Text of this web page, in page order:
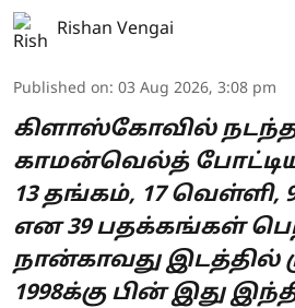
Rishan Vengai
Published on: 03 Aug 2026, 3:08 pm
கிளாஸ்கோவில் நடந்த
காமன்வெல்த்
13 தங்கம், 17
என 39 பதக்கங்கள்
நான்காவது இடத்தில்
1998க்கு பின் இது